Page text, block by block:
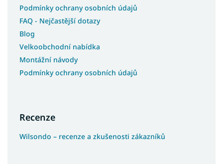
Podmínky ochrany osobních údajů
FAQ - Nejčastější dotazy
Blog
Velkoobchodní nabídka
Montážní návody
Podmínky ochrany osobních údajů
Recenze
Wilsondo – recenze a zkušenosti zákazníků